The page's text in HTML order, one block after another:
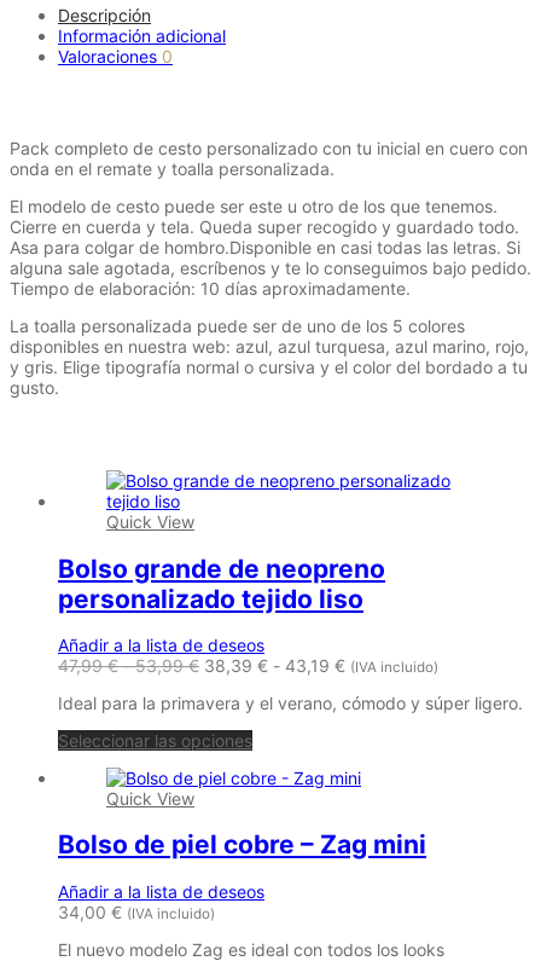
Descripción
Información adicional
Valoraciones 0
Pack completo de cesto personalizado con tu inicial en cuero con
onda en el remate y toalla personalizada.
El modelo de cesto puede ser este u otro de los que tenemos.
Cierre en cuerda y tela. Queda super recogido y guardado todo.
Asa para colgar de hombro.Disponible en casi todas las letras. Si
alguna sale agotada, escríbenos y te lo conseguimos bajo pedido.
Tiempo de elaboración: 10 días aproximadamente.
La toalla personalizada puede ser de uno de los 5 colores
disponibles en nuestra web: azul, azul turquesa, azul marino, rojo,
y gris. Elige tipografía normal o cursiva y el color del bordado a tu
gusto.
Quick View
Bolso grande de neopreno
personalizado tejido liso
Añadir a la lista de deseos
47,99€ - 53,99€Rango
precios:
desde
47,99 €
hasta
53,99 €
38,39 € - 43,19 €Rango
precios:
hasta
43,19 €
(IVA incluido)
Ideal para la primavera y el verano, cómodo y súper ligero.
Seleccionar las opcionesEste
tiene
Las
opciones
pueden
en
Quick View
Bolso de piel cobre – Zag mini
Añadir a la lista de deseos
34,00 € (IVA incluido)
El nuevo modelo Zag es ideal con todos los looks